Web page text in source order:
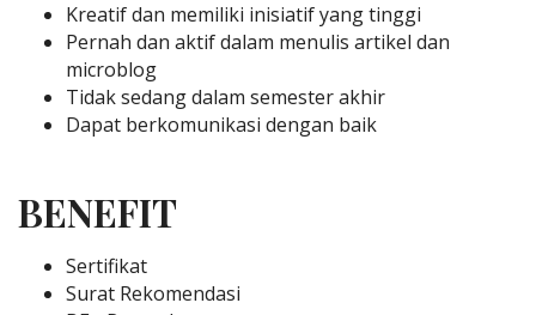
Kreatif dan memiliki inisiatif yang tinggi
Pernah dan aktif dalam menulis artikel dan
microblog
Tidak sedang dalam semester akhir
Dapat berkomunikasi dengan baik
BENEFIT
Sertifikat
Surat Rekomendasi